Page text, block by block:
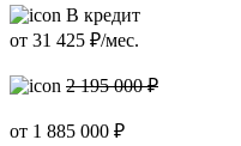
В кредит
от 31 425 ₽/мес.
2 195 000 ₽
от 1 885 000 ₽